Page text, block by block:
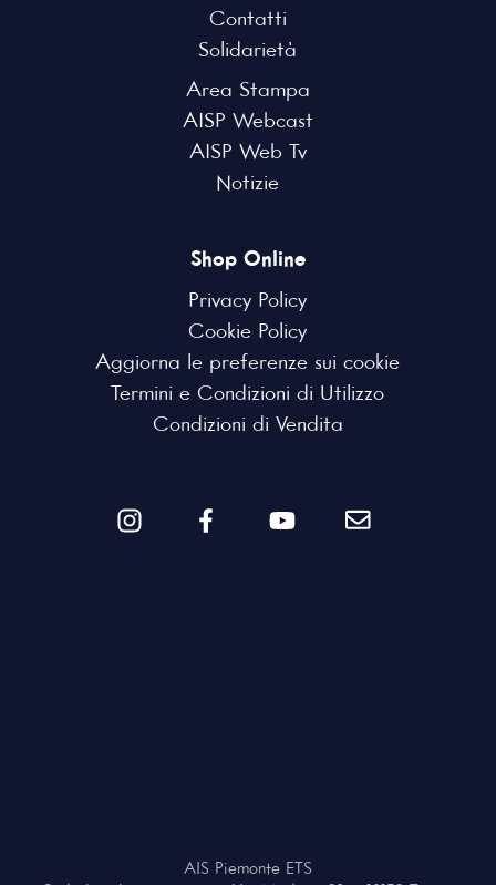
Contatti
Solidarietà
Area Stampa
AISP Webcast
AISP Web Tv
Notizie
Shop Online
Privacy Policy
Cookie Policy
Aggiorna le preferenze sui cookie
Termini e Condizioni di Utilizzo
Condizioni di Vendita
AIS Piemonte ETS